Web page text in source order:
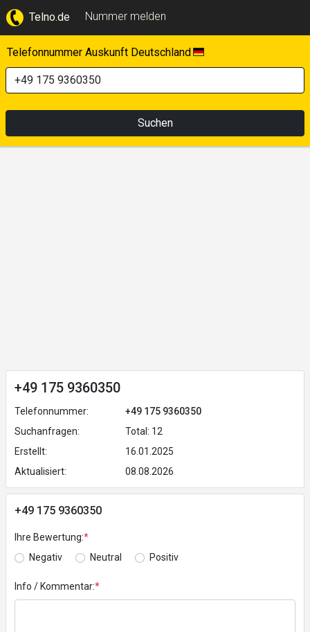
Telno.de Nummer melden
Telefonnummer Auskunft Deutschland
Suchen
+49 175 9360350
Telefonnummer:
+49 175 9360350
Suchanfragen:
Total: 12
Erstellt:
16.01.2025
Aktualisiert:
08.08.2026
+49 175 9360350
Ihre Bewertung:*
Negativ
Neutral Positiv
Info / Kommentar:*